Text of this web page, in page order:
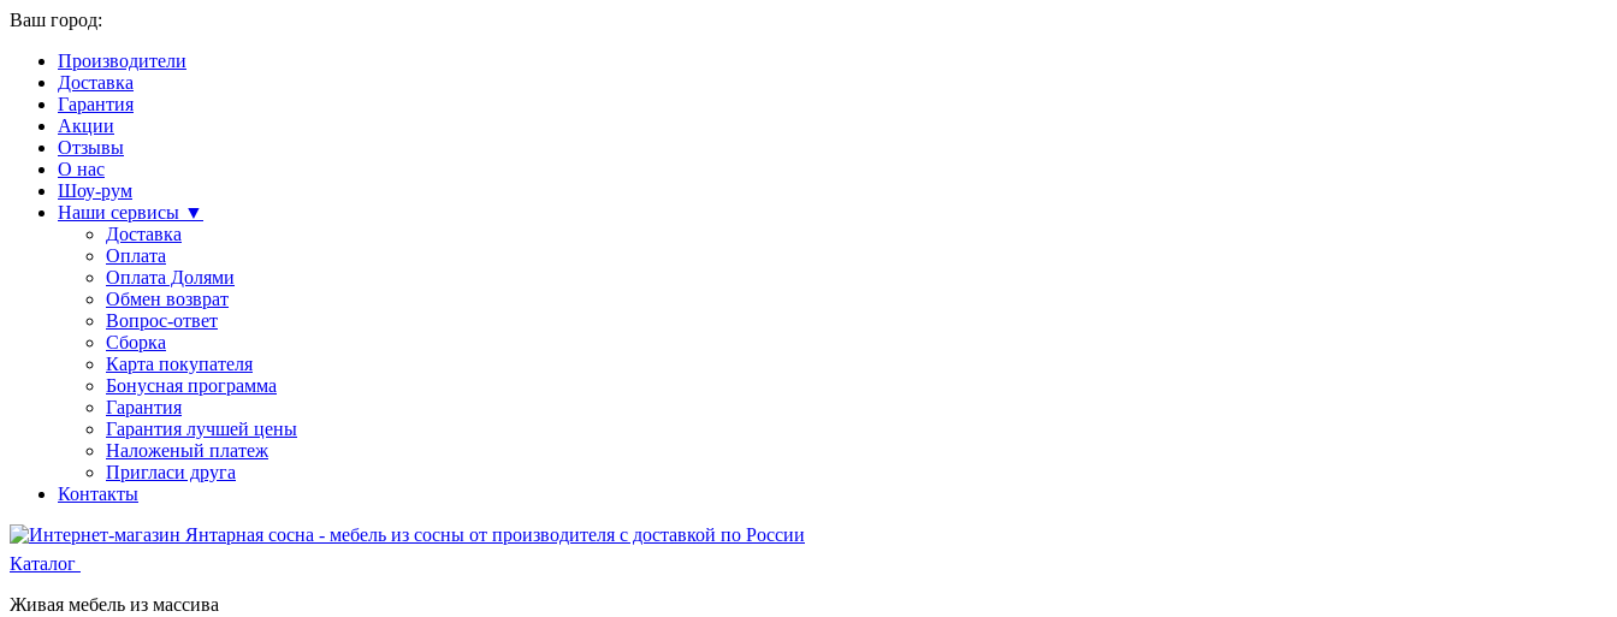
Ваш город:
Производители
Доставка
Гарантия
Акции
Отзывы
О нас
Шоу-рум
Наши сервисы ▼
Доставка
Оплата
Оплата Долями
Обмен возврат
Вопрос-ответ
Сборка
Карта покупателя
Бонусная программа
Гарантия
Гарантия лучшей цены
Наложеный платеж
Пригласи друга
Контакты
Каталог
Живая мебель из массива